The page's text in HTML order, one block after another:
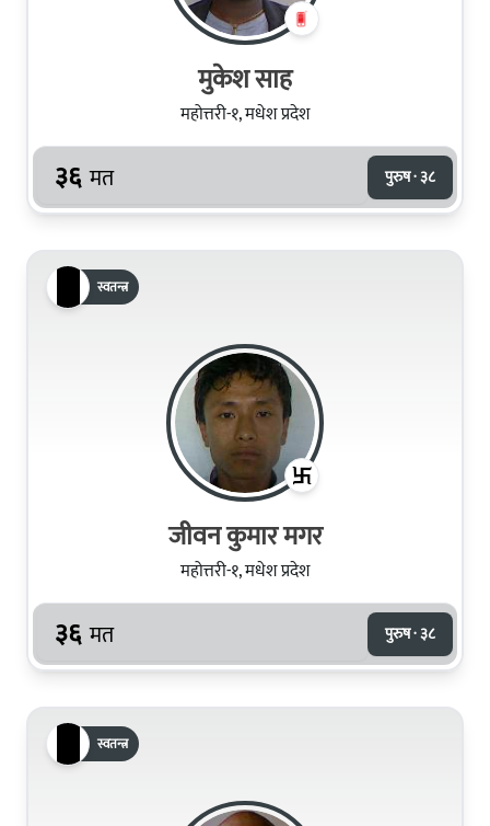
मुकेश साह
महोत्तरी-१, मधेश प्रदेश
३६ मत पुरुष · ३८
स्वतन्त्र
जीवन कुमार मगर
महोत्तरी-१, मधेश प्रदेश
३६ मत पुरुष · ३८
स्वतन्त्र